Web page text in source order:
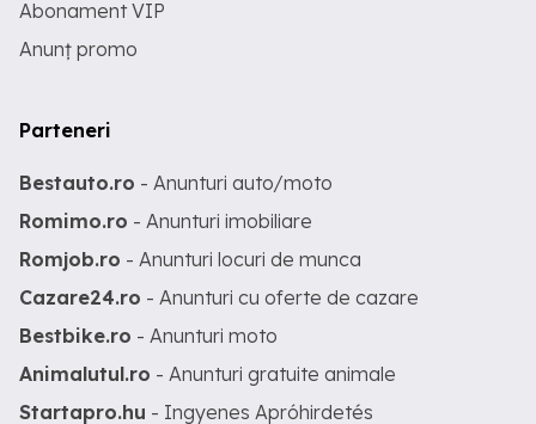
Abonament VIP
Anunț promo
Parteneri
Bestauto.ro - Anunturi auto/moto
Romimo.ro - Anunturi imobiliare
Romjob.ro - Anunturi locuri de munca
Cazare24.ro - Anunturi cu oferte de cazare
Bestbike.ro - Anunturi moto
Animalutul.ro - Anunturi gratuite animale
Startapro.hu - Ingyenes Apróhirdetés